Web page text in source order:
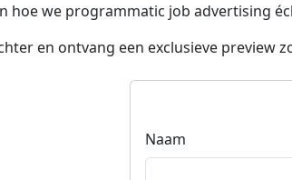
hoe we programmatic job advertising
en ontvang een exclusieve preview
Naam